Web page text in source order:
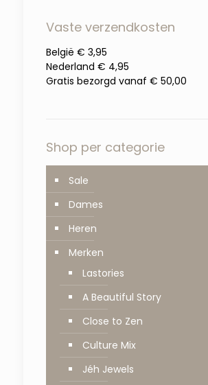
Vaste verzendkosten
België € 3,95
Nederland € 4,95
Gratis bezorgd vanaf € 50,00
Shop per categorie
Sale
Dames
Heren
Merken
Lastories
A Beautiful Story
Close to Zen
Culture Mix
Jéh Jewels